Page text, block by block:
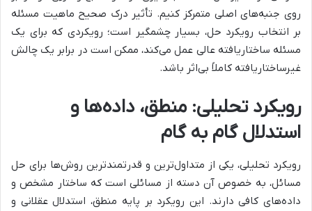
روی جنبه‌های اصلی متمرکز کنیم. تأثیر درک صحیح ماهیت مسئله
بر انتخاب رویکرد حل، بسیار چشمگیر است؛ رویکردی که برای یک
مسئله ساختاریافته عالی عمل می‌کند، ممکن است در برابر یک چالش
غیرساختاریافته کاملاً بی‌اثر باشد.
رویکرد تحلیلی: منطق، داده‌ها و
استدلال گام به گام
رویکرد تحلیلی، یکی از متداول‌ترین و قدرتمندترین روش‌ها برای حل
مسائل، به خصوص آن دسته از مسائلی است که ساختار مشخص و
داده‌های کافی دارند. این رویکرد بر پایه منطق، استدلال عقلانی و